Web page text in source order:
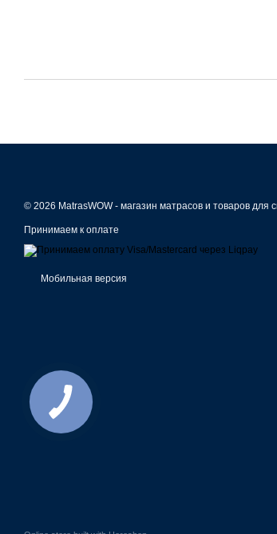
© 2026 MatrasWOW - магазин матрасов и товаров для
Принимаем к оплате
Мобильная версия